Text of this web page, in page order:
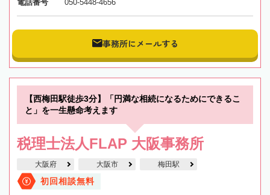
電話番号 050-5448-4656
事務所にメールする
【西梅田駅徒歩3分】「円満な相続になるためにできるこ
と」を一生懸命考えます
税理士法人FLAP 大阪事務所
大阪府 大阪市 梅田駅
初回相談無料